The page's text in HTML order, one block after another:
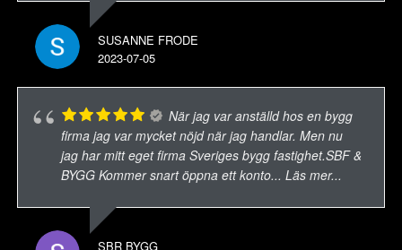
SUSANNE FRODE
2023-07-05
När jag var anställd hos en bygg
firma jag var mycket nöjd när jag handlar. Men nu
jag har mitt eget firma Sveriges bygg fastighet.SBF &
BYGG Kommer snart öppna ett konto... Läs mer...
SBR BYGG